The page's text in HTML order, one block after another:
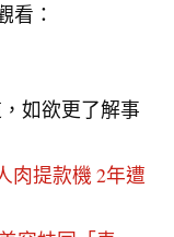
看：
如欲更了解事
肉提款機 2年遭